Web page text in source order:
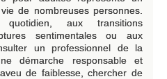
de nombreuses personnes.
aux transitions
sentimentales ou aux
un professionnel de la
démarche responsable et
de faiblesse, chercher de